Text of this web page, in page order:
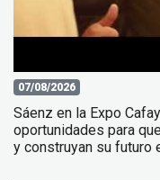
07/08/2026
Sáenz en la Expo
oportunidades para
y construyan su futuro